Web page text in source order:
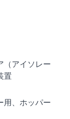
（アイソレー
置
用、ホッパー